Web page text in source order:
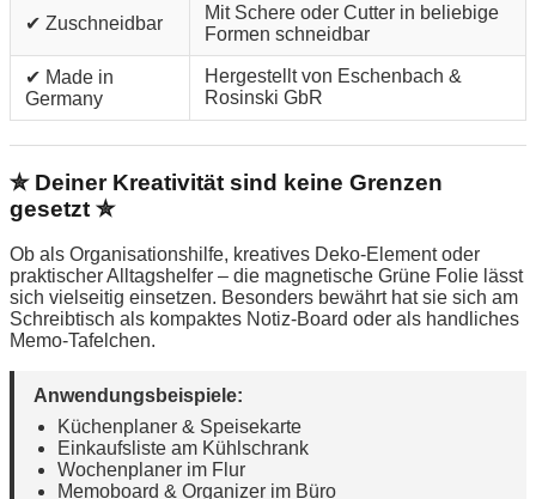
✔ Zuschneidbar
Mit Schere oder Cutter in beliebige
Formen schneidbar
✔ Made in
Germany
Hergestellt von Eschenbach &
Rosinski GbR
✮ Deiner Kreativität sind keine Grenzen
gesetzt ✮
Ob als Organisationshilfe, kreatives Deko-Element oder
praktischer Alltagshelfer – die magnetische Grüne Folie lässt
sich vielseitig einsetzen. Besonders bewährt hat sie sich am
Schreibtisch als kompaktes Notiz-Board oder als handliches
Memo-Tafelchen.
Anwendungsbeispiele:
Küchenplaner & Speisekarte
Einkaufsliste am Kühlschrank
Wochenplaner im Flur
Memoboard & Organizer im Büro